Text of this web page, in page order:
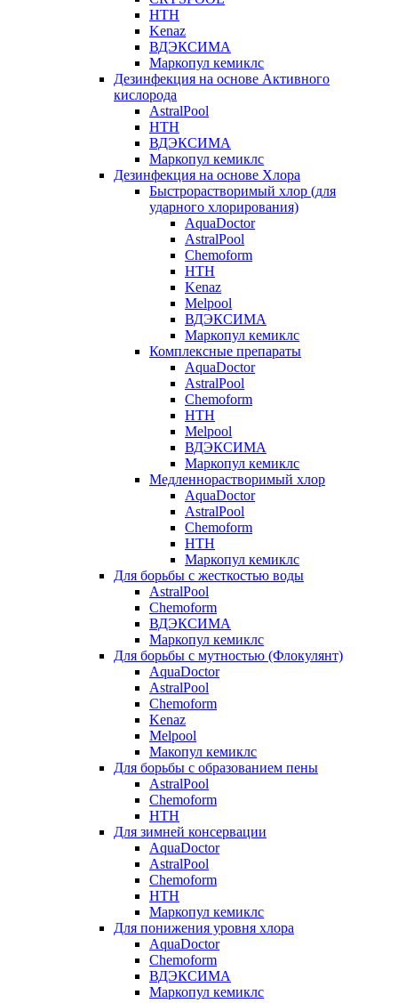
HTH
Kenaz
ВДЭКСИМА
Маркопул кемиклс
Дезинфекция на основе Активного
кислорода
AstralPool
HTH
ВДЭКСИМА
Маркопул кемиклс
Дезинфекция на основе Хлора
Быстрорастворимый хлор (для
ударного хлорирования)
AquaDoctor
AstralPool
Chemoform
HTH
Kenaz
Melpool
ВДЭКСИМА
Маркопул кемиклс
Комплексные препараты
AquaDoctor
AstralPool
Chemoform
HTH
Melpool
ВДЭКСИМА
Маркопул кемиклс
Медленнорастворимый хлор
AquaDoctor
AstralPool
Chemoform
HTH
Маркопул кемиклс
Для борьбы с жесткостью воды
AstralPool
Chemoform
ВДЭКСИМА
Маркопул кемиклс
Для борьбы с мутностью (Флокулянт)
AquaDoctor
AstralPool
Chemoform
Kenaz
Melpool
Макопул кемиклс
Для борьбы с образованием пены
AstralPool
Chemoform
HTH
Для зимней консервации
AquaDoctor
AstralPool
Chemoform
HTH
Маркопул кемиклс
Для понижения уровня хлора
AquaDoctor
Chemoform
ВДЭКСИМА
Маркопул кемиклс